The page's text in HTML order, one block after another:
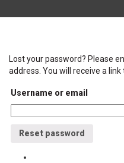
Lost your password? Please
address. You will receive a
Username or email
Reset password